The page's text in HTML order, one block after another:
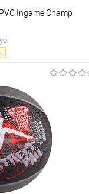
Ingame Champ
Сравнение
В наличии